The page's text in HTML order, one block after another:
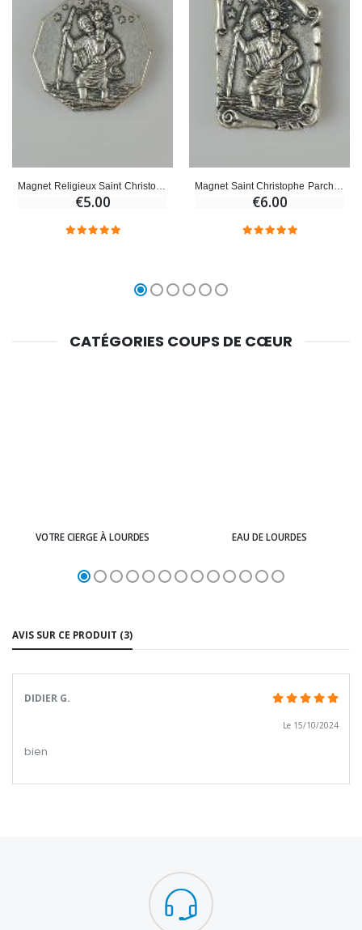
Magnet Religieux Saint Christophe - 3 cm
€5.00 €6.00
CATÉGORIES COUPS DE CŒUR
VOTRE CIERGE À LOURDES EAU DE LOURDES
AVIS SUR CE PRODUIT (3)
DIDIER G.
Le 15/10/2024
bien